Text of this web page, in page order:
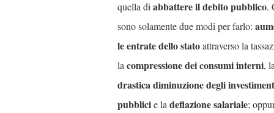
quella diabbattere il debito pubblico.
sono solamente due modi per farlo:
le entrate dello statoattraverso la
lacompressione dei consumi interni,
drastica diminuzione degli
pubblicie ladeflazione salariale;